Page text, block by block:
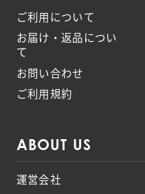
ご利用について
お届け・返品につい
て
お問い合わせ
ご利用規約
ABOUT US
運営会社